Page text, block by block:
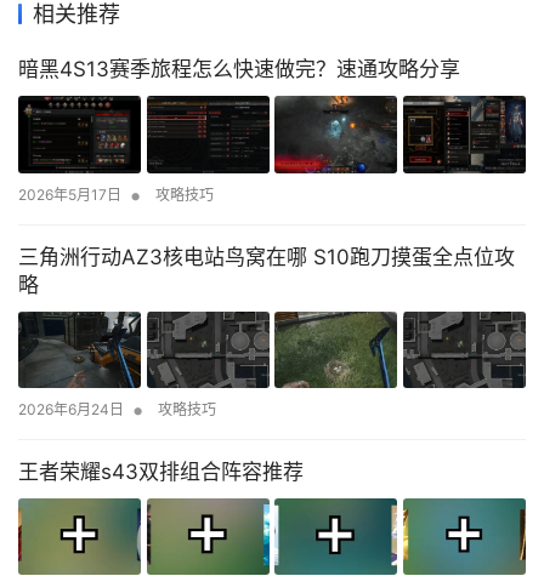
相关推荐
暗黑4S13赛季旅程怎么快速做完？速通攻略分享
2026年5月17日 • 攻略技巧
三角洲行动AZ3核电站鸟窝在哪 S10跑刀摸蛋全点位攻
略
2026年6月24日 • 攻略技巧
王者荣耀s43双排组合阵容推荐